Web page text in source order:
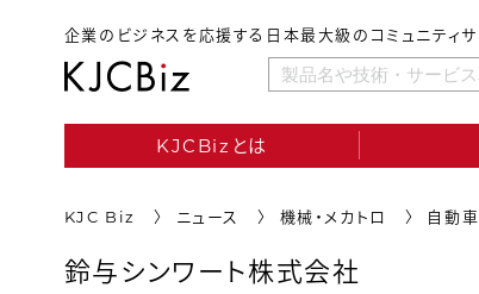
企業のビジネスを応援する日本最大級のコミュニティサ
KJCBizとは
KJC Biz ニュース 機械・メカトロ 自動
鈴与シンワート株式会社